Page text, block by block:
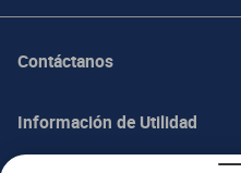
Contáctanos
Información de Utilidad